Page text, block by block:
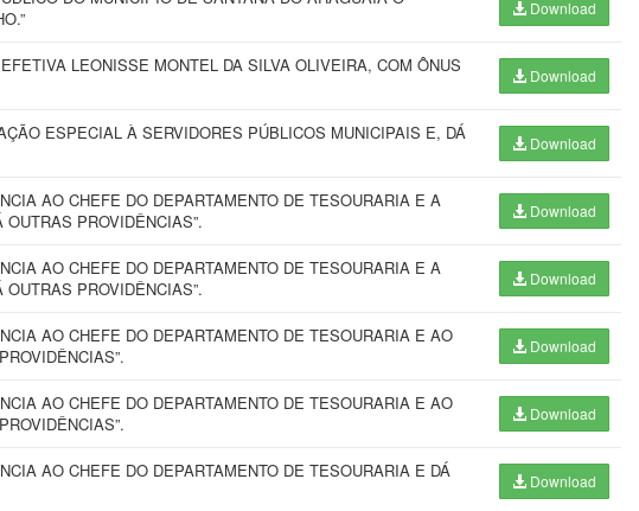
Download
LEONISSE MONTEL DA SILVA OLIVEIRA, COM ÔNUS
Download
ESPECIAL À SERVIDORES PÚBLICOS MUNICIPAIS E, DÁ
Download
AO CHEFE DO DEPARTAMENTO DE TESOURARIA E A
PROVIDÊNCIAS”.
Download
AO CHEFE DO DEPARTAMENTO DE TESOURARIA E A
PROVIDÊNCIAS”.
Download
AO CHEFE DO DEPARTAMENTO DE TESOURARIA E AO
Download
AO CHEFE DO DEPARTAMENTO DE TESOURARIA E AO
Download
AO CHEFE DO DEPARTAMENTO DE TESOURARIA E DÁ
Download